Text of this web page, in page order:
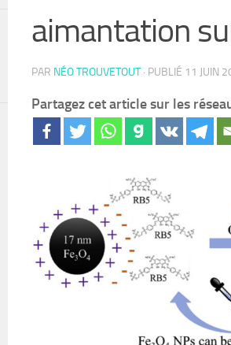
aimantation
PAR NÉO TROUVETOUT · PUBLIÉ 11 JUIN
Partagez cet article sur les